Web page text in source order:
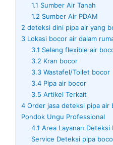
1.1 Sumber Air Tanah
1.2 Sumber Air PDAM
2 deteksi dini pipa air yang
3 Lokasi bocor air dalam
3.1 Selang flexible air
3.2 Kran bocor
3.3Wastafel/Toilet bocor
3.4Pipa air bocor
3.5 Artikel Terkait
4 Order jasa deteksi pipa air
Pondok Ungu Professional
4.1 Area Layanan Deteksi
Service Deteksi pipa